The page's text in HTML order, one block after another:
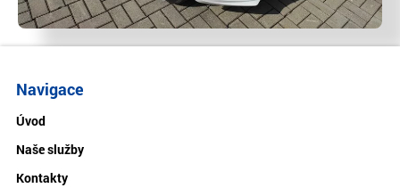
Navigace
Úvod
Naše služby
Kontakty